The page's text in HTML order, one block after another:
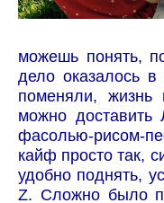
можешь понять,
дело оказалось
поменяли, жизнь
можно доставить
фасолью-рисом-
кайф просто так,
удобно поднять,
Z. Сложно было